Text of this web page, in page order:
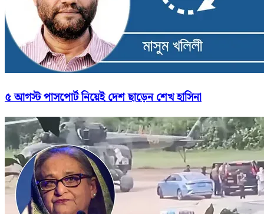
৫ আগস্ট পাসপোর্ট নিয়েই দেশ ছাড়েন শেখ হাসিনা